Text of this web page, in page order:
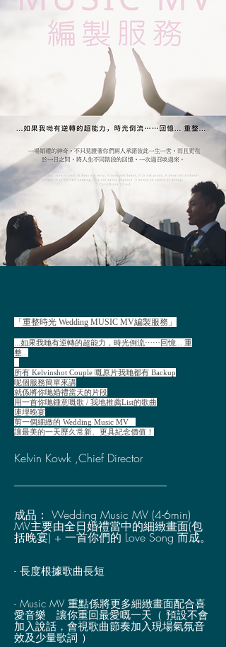
「重整時光 Wedding MUSIC MV編製服務」
...如果我哋有逆轉的超能力，時光倒流⋯⋯回憶... 重
整...
所有 Kelvinshot Couple 嘅原片我哋都有 Backup
呢個服務簡單來講
就係將你哋婚禮當天的片段
用一首你哋鍾意嘅歌 / 我地推薦List的歌曲
連埋晚宴
剪一個細緻的 Wedding Music MV
讓最美的一天歷久常新、更具紀念價值！
Kelvin Kowk ,Chief Director
成品： Wedding Music MV (4-6min)
MV主要由全日婚禮當中的細緻畫面(包
括晚宴) + 一首你們的 Love Song 而成。
- 長度根據歌曲長短
- Music MV 重點係將更多細緻畫面配合喜
愛音樂 讓你重回最愛嘅一天（ 預設不會
加入說話，會視歌曲節奏加入現場氣氛音
效及少量歌詞 ）